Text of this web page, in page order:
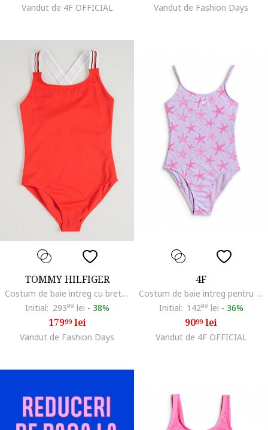
Vandut de 4F OFFICIAL Vandut de Fashion Days
TOMMY HILFIGER
Costum de baie intreg cu bretele incrucisate pe spate, Rosu/Alb optic
Initial: 29399 lei - 38%
17999lei
Vandut de Fashion Days
4F
Costum de baie intreg pentru fete uscare rapida, bretele reglabile, Mov/Roz
Initial: 14299 lei - 36%
9099lei
Vandut de 4F OFFICIAL